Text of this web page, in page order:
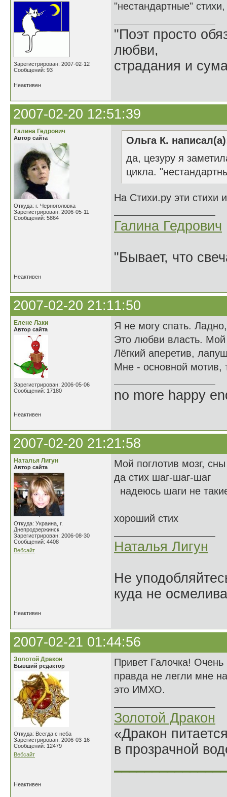
Зарегистрирован: 2007-02-12
Сообщений: 93
"нестандартные"
"Поэт просто
любви,
страдания и
Неактивен
2007-02-20 12:51:39
Галина Гедрович
Автор сайта
Откуда: г. Черноголовка
Зарегистрирован: 2006-05-11
Сообщений: 5864
Ольга К.
да, цезуру я
цикла.
На Стихи.ру эти
Галина Гедрович
"Бывает, что
Неактивен
2007-02-20 21:11:50
Елене Лаки
Автор сайта
Зарегистрирован: 2006-05-06
Сообщений: 17180
Я не могу спать.
Это любви власть. Мой
Лёгкий аперетив,
Мне - основной мотив,
no more happy
Неактивен
2007-02-20 21:21:58
Наталья Лигун
Автор сайта
Откуда: Украина, г.
Днепродзержинск
Зарегистрирован: 2006-08-30
Сообщений: 4408
Вебсайт
Мой поглотив мозг,
да стих шаг-шаг-шаг
надеюсь шаги не
хороший стих
Наталья Лигун
Не
куда не
Неактивен
2007-02-21 01:44:56
Золотой Дракон
Бывший редактор
Откуда: Всегда с неба
Зарегистрирован: 2006-03-16
Сообщений: 12479
Вебсайт
Привет Галочка!
правда не легли мне
это ИМХО.
Золотой Дракон
«Дракон
в прозрачной
Неактивен